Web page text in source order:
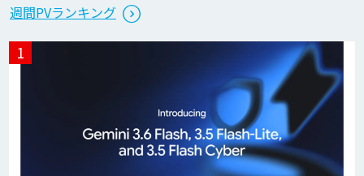
エッジデバイス 組込AIモデル開発受託
DX戦略・AIモデル構築コンサルティング
週間PVランキング